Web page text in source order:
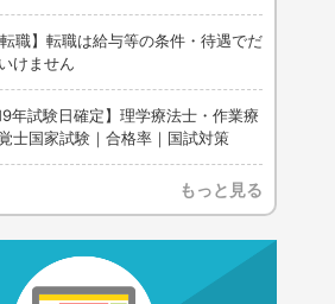
転職】転職は給与等の条件・待遇でだ
けません
年試験日確定】理学療法士・作業療
士国家試験｜合格率｜国試対策
もっと見る